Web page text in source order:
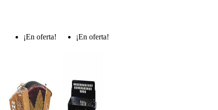
¡En oferta! ¡En oferta!